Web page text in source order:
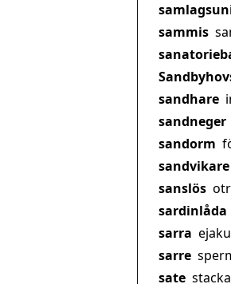
sammis
sandhare
sandneger
sandorm
sandvikare
sanslös
sardinlåda
sarra
sarre
sate